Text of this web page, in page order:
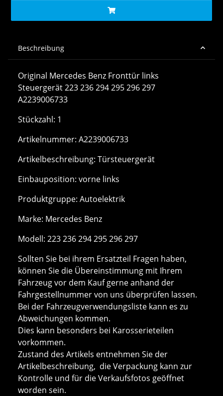
Beschreibung
Original Mercedes Benz Fronttür links
Steuergerät 223 236 294 295 296 297
A2239006733
Stückzahl: 1
Artikelnummer: A2239006733
Artikelbeschreibung: Türsteuergerät
Einbauposition: vorne links
Produktgruppe: Autoelektrik
Marke: Mercedes Benz
Modell: 223 236 294 295 296 297
Sollten Sie bei ihrem Ersatzteil Fragen haben,
können Sie die Übereinstimmung mit Ihrem
Fahrzeug vor dem Kauf gerne anhand der
Fahrgestellnummer von uns überprüfen lassen.
Bei der Fahrzeugverwendungsliste kann es zu
Abweichungen kommen.
Dies kann besonders bei Karosserieteilen
vorkommen.
Zustand des Artikels entnehmen Sie der
Artikelbeschreibung, die Verpackung kann zur
Kontrolle und für die Verkaufsfotos geöffnet
worden sein.